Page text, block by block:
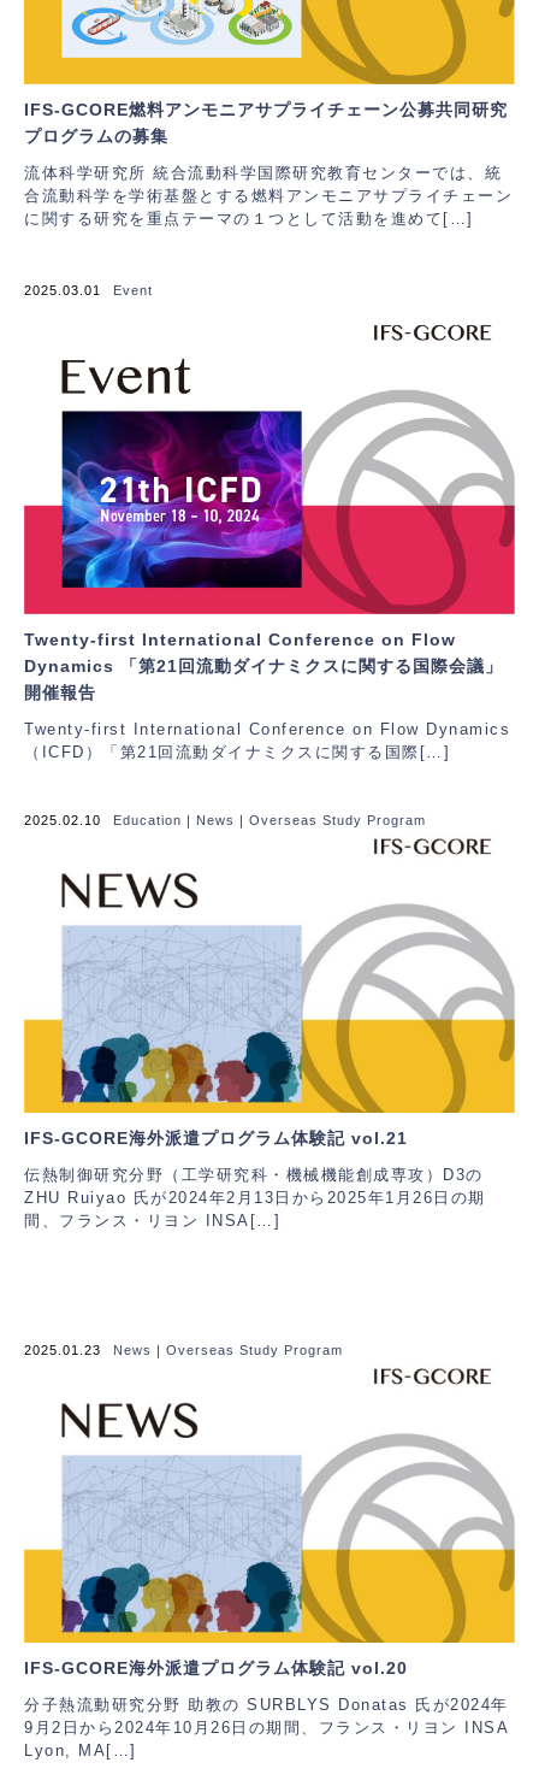
IFS-GCORE燃料アンモニアサプライチェーン公募共同研究
プログラムの募集
流体科学研究所 統合流動科学国際研究教育センターでは、統
合流動科学を学術基盤とする燃料アンモニアサプライチェーン
に関する研究を重点テーマの１つとして活動を進めて[…]
2025.03.01 Event
Twenty-first International Conference on Flow
Dynamics 「第21回流動ダイナミクスに関する国際会議」
開催報告
Twenty-first International Conference on Flow Dynamics
（ICFD）「第21回流動ダイナミクスに関する国際[…]
2025.02.10 Education ｜ News ｜ Overseas Study Program
IFS-GCORE海外派遣プログラム体験記 vol.21
伝熱制御研究分野（工学研究科・機械機能創成専攻）D3の
ZHU Ruiyao 氏が2024年2月13日から2025年1月26日の期
間、フランス・リヨン INSA[…]
2025.01.23 News ｜ Overseas Study Program
IFS-GCORE海外派遣プログラム体験記 vol.20
分子熱流動研究分野 助教の SURBLYS Donatas 氏が2024年
9月2日から2024年10月26日の期間、フランス・リヨン INSA
Lyon, MA[…]